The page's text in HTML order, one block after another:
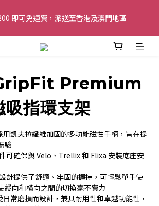
即可免運費，派送至香港及澳門地區
即可免運費，派送至香港及澳門地區
，以轉數快或八達通方式付款，額外再減
6123 6918 查詢或電郵到
Premium
指環支架
凱夫拉纖維加固的多功能磁性手柄，旨在提
驗
可確保與 Velo、Trellix 和 Flixa 安裝底座安
計提供了舒適、牢固的握持，可輕鬆單手使
縱向和橫向之間的切換毫不費力
常磨損而設計，兼具耐用性和卓越功能性，